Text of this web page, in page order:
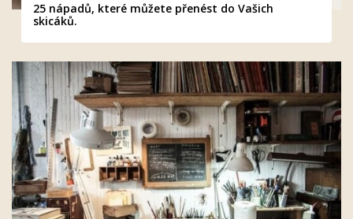
25 nápadů, které můžete přenést do Vašich
skicáků.